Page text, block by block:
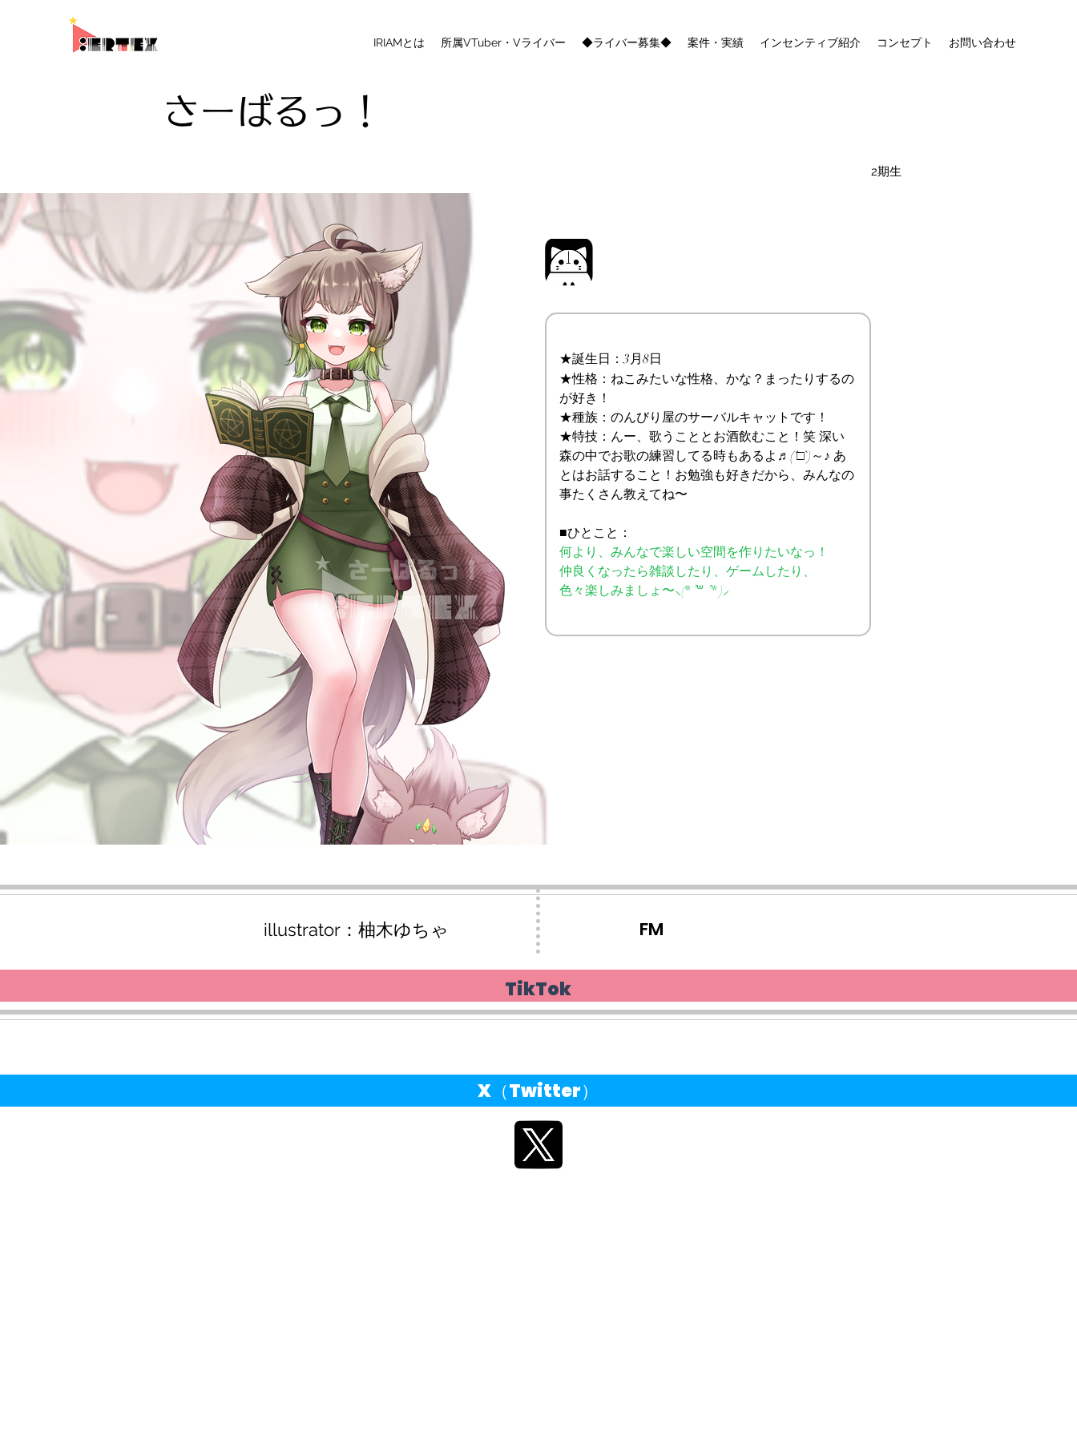
IRIAMとは 所属VTuber・Vライバー ◆ライバー募集◆ 案件・実績 インセンティブ紹介 コンセプト お問い合わせ
さーばるっ！
2期生
★誕生日：3月8日
★性格：ねこみたいな性格、かな？まったりするの
が好き！
★種族：のんびり屋のサーバルキャットです！
★特技：んー、歌うこととお酒飲むこと！笑 深い
森の中でお歌の練習してる時もあるよ♬(´□`)～♪ あ
とはお話すること！お勉強も好きだから、みんなの
事たくさん教えてね〜
■ひとこと：
何より、みんなで楽しい空間を作りたいなっ！
仲良くなったら雑談したり、ゲームしたり、
色々楽しみましょ〜⸜(* ’꒳ ’* )⸝
illustrator：柚木ゆちゃ FM
TikTok
X（Twitter）